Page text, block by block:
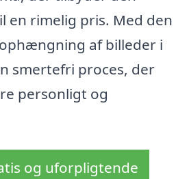
en rimelig pris. Med den
af billeder i
smertefri proces, der
personligt og
og uforpligtende